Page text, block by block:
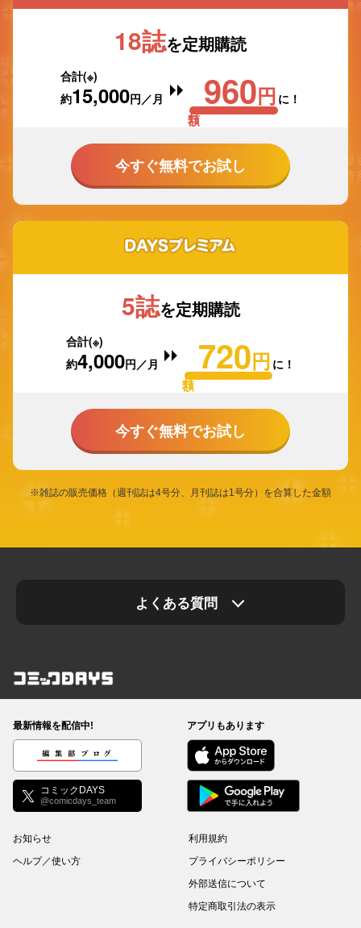
アム
18誌を定期購読
合計(※)
約15,000円／月 960円 に！
今すぐ無料でお試し
DAYSプレミアム
5誌を定期購読
合計(※)
約4,000円／月 720円 に！
今すぐ無料でお試し
※雑誌の販売価格（週刊誌は4号分、月刊誌は1号分）を合算した金額
よくある質問
コミックDAYS
最新情報を配信中!
編集部ブログ
コミックDAYS
@comicdays_team
アプリもあります
お知らせ
ヘルプ／使い方
利用規約
プライバシーポリシー
外部送信について
特定商取引法の表示